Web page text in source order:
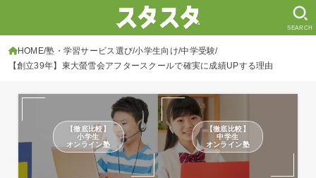
SEARCH
HOME 塾・学習サービス選び 小学生向け 中学受験
【創立39年】東大螢雪会アフタースクールで確実に成績UPする理由
【徹底比較】
小学生
オンライン塾
【徹底比較】
中学生
オンライン塾